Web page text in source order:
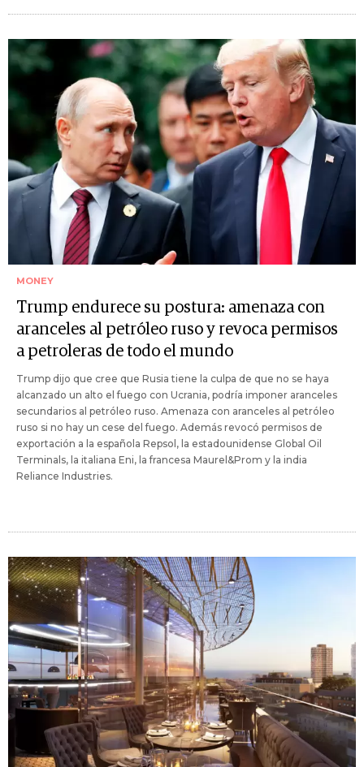
MONEY
Trump endurece su postura: amenaza con
aranceles al petróleo ruso y revoca permisos
a petroleras de todo el mundo
Trump dijo que cree que Rusia tiene la culpa de que no se haya
alcanzado un alto el fuego con Ucrania, podría imponer aranceles
secundarios al petróleo ruso. Amenaza con aranceles al petróleo
ruso si no hay un cese del fuego. Además revocó permisos de
exportación a la española Repsol, la estadounidense Global Oil
Terminals, la italiana Eni, la francesa Maurel&Prom y la india
Reliance Industries.